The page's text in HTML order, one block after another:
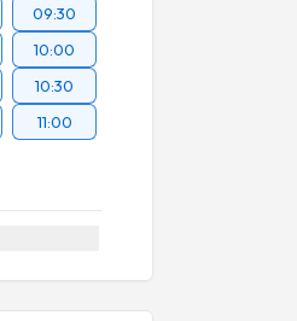
09:30
10:00
10:30
11:00